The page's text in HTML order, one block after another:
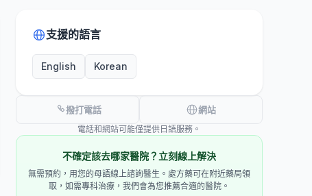
支援的語言
English Korean
撥打電話 網站
電話和網站可能僅提供日語服務。
不確定該去哪家醫院？立刻線上解決
無需預約，用您的母語線上諮詢醫生。處方藥可在附近藥局領
取，如需專科治療，我們會為您推薦合適的醫院。